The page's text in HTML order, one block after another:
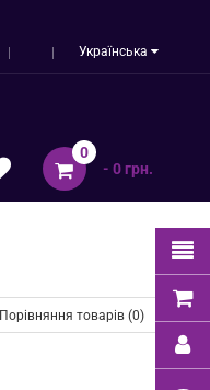
Українська
0
- 0 грн.
Порівняння товарів (0)